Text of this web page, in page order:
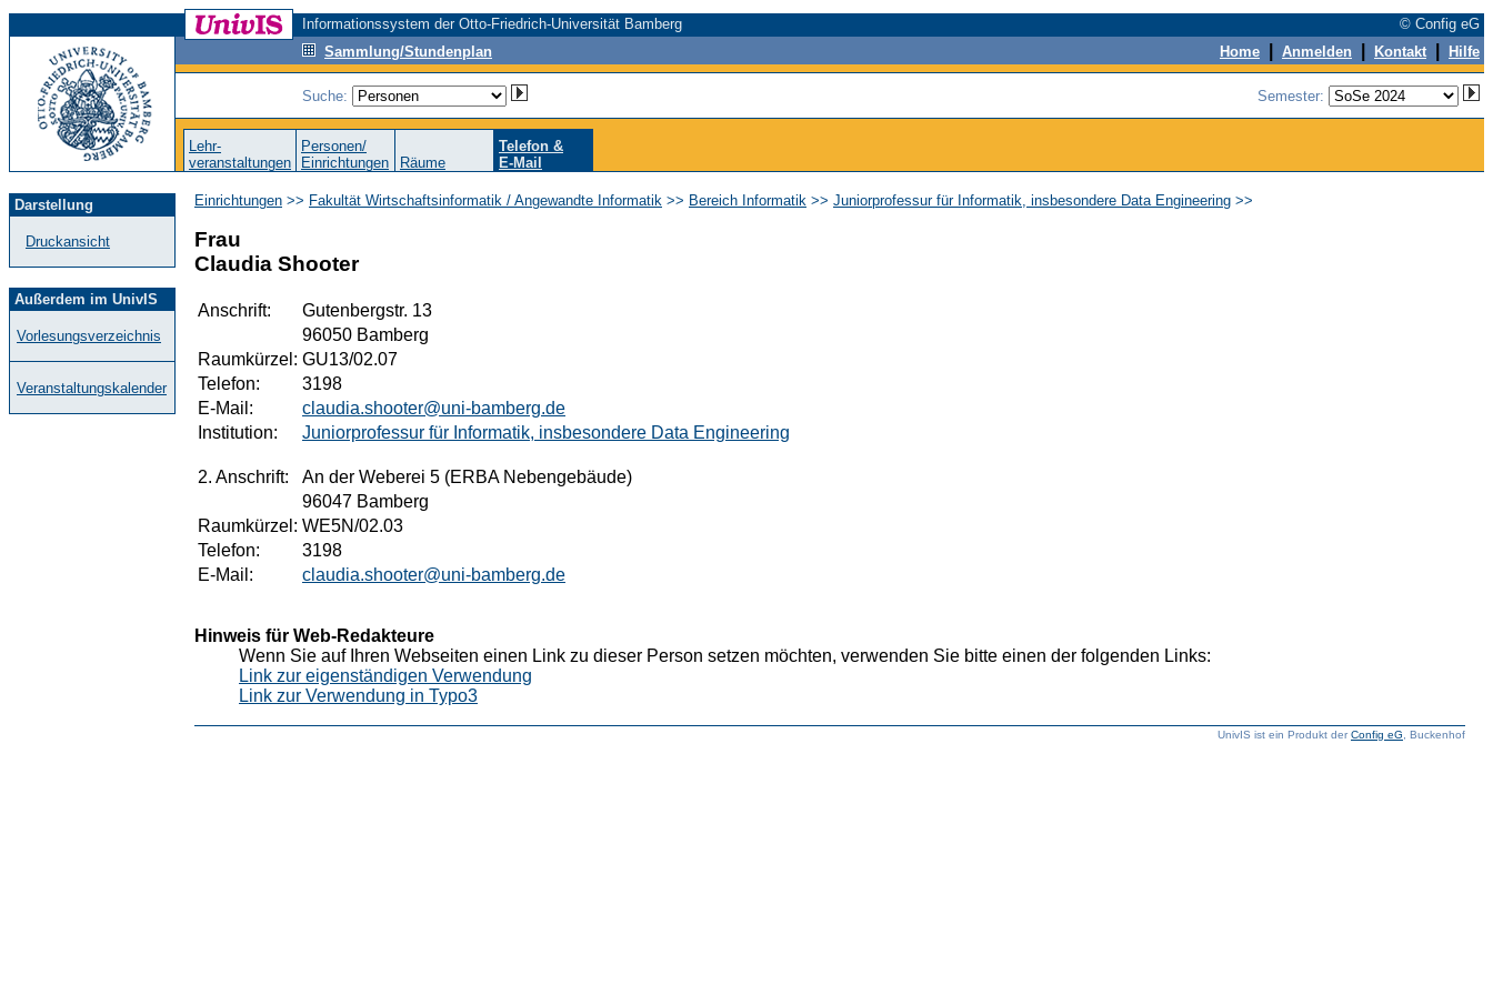
Informationssystem der Otto-Friedrich-Universität Bamberg
© Config eG
Sammlung/Stundenplan
Home Anmelden Kontakt Hilfe
Suche: Semester:
Lehr-
veranstaltungen
Personen/
Einrichtungen
Räume
Telefon &
E-Mail
Darstellung
Druckansicht
Außerdem im UnivIS
Vorlesungsverzeichnis
Veranstaltungskalender
Einrichtungen >> Fakultät Wirtschaftsinformatik / Angewandte Informatik >> Bereich Informatik >> Juniorprofessur für Informatik, insbesondere Data Engineering >>
Frau
Claudia Shooter
Anschrift:
Gutenbergstr. 13
96050 Bamberg
Raumkürzel: GU13/02.07
Telefon:
3198
E-Mail:
claudia.shooter@uni-bamberg.de
Institution:
Juniorprofessur für Informatik, insbesondere Data Engineering
2. Anschrift:
An der Weberei 5 (ERBA Nebengebäude)
96047 Bamberg
Raumkürzel: WE5N/02.03
Telefon:
3198
E-Mail:
claudia.shooter@uni-bamberg.de
Hinweis für Web-Redakteure
Wenn Sie auf Ihren Webseiten einen Link zu dieser Person setzen möchten, verwenden Sie bitte einen der folgenden Links:
Link zur eigenständigen Verwendung
Link zur Verwendung in Typo3
UnivIS ist ein Produkt derConfig eG , Buckenhof